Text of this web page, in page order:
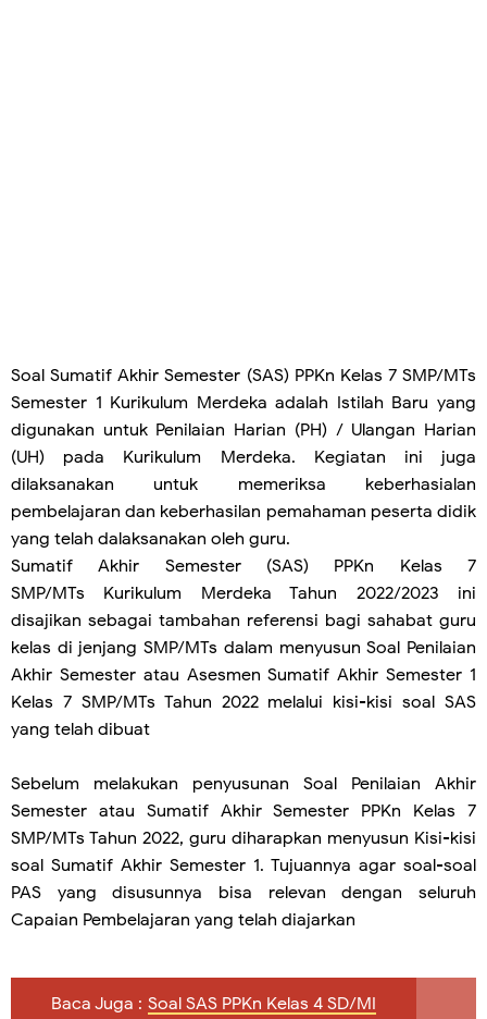
Soal Sumatif Akhir Semester (SAS) PPKn Kelas 7 SMP/MTs
Semester 1 Kurikulum Merdeka adalah Istilah Baru yang
digunakan untuk Penilaian Harian (PH) / Ulangan Harian
(UH) pada Kurikulum Merdeka. Kegiatan ini juga
dilaksanakan untuk memeriksa keberhasialan
pembelajaran dan keberhasilan pemahaman peserta didik
yang telah dalaksanakan oleh guru.
Sumatif Akhir Semester (SAS) PPKn Kelas 7
SMP/MTs Kurikulum Merdeka Tahun 2022/2023 ini
disajikan sebagai tambahan referensi bagi sahabat guru
kelas di jenjang SMP/MTs dalam menyusun Soal Penilaian
Akhir Semester atau Asesmen Sumatif Akhir Semester 1
Kelas 7 SMP/MTs Tahun 2022 melalui kisi-kisi soal SAS
yang telah dibuat
Sebelum melakukan penyusunan Soal Penilaian Akhir
Semester atau Sumatif Akhir Semester PPKn Kelas 7
SMP/MTs Tahun 2022, guru diharapkan menyusun Kisi-kisi
soal Sumatif Akhir Semester 1. Tujuannya agar soal-soal
PAS yang disusunnya bisa relevan dengan seluruh
Capaian Pembelajaran yang telah diajarkan
Baca Juga : Soal SAS PPKn Kelas 4 SD/MI